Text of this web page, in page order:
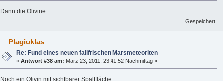
Dann die Olivine.
Gespeichert
Plagioklas
Re: Fund eines neuen fallfrischen Marsmeteoriten
«Antwort #38 am: März 23, 2011, 23:41:52 Nachmittag »
Noch ein Olivin mit sichtbarer Spaltfläche.